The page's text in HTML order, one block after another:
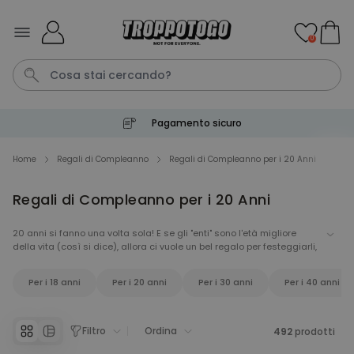
Personalizzabile
Personalizzato con Logo e
Faccia
Comprato
Master Barbecue con Foto
Comprato
0
Pagamento sicuro
Home Regali di Compleanno Regali di Compleanno per i 20 Anni
Regali di Compleanno per i 20 Anni
20 anni si fanno una volta sola! E se gli "enti" sono l'età migliore
della vita (così si dice), allora ci vuole un bel regalo per festeggiarli,
il decennio con il piede giusto, perché si tratta senza dubbio di un
Per i 18 anni Per i 20 anni Per i 30 anni Per i 40 anni
Filtro Ordina 492 prodotti